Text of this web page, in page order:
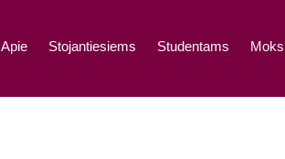
Apie Stojantiesiems Studentams